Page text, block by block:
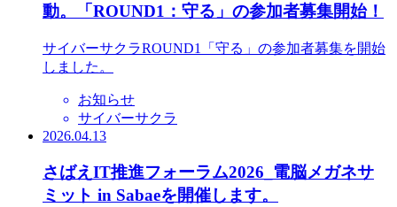
動。「ROUND1：守る」の参加者募集開始！
サイバーサクラROUND1「守る」の参加者募集を開始
しました。
お知らせ
サイバーサクラ
2026.04.13
さばえIT推進フォーラム2026_電脳メガネサ
ミット in Sabaeを開催します。